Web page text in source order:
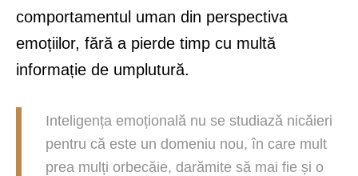
comportamentul uman din perspectiva
emoțiilor, fără a pierde timp cu multă
informație de umplutură.
Inteligența emoțională nu se studiază nicăieri
pentru că este un domeniu nou, în care mult
prea mulți orbecăie, darămite să mai fie și o